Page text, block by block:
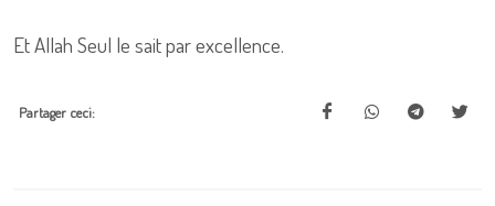
Et Allah Seul le sait par excellence.
Partager ceci: